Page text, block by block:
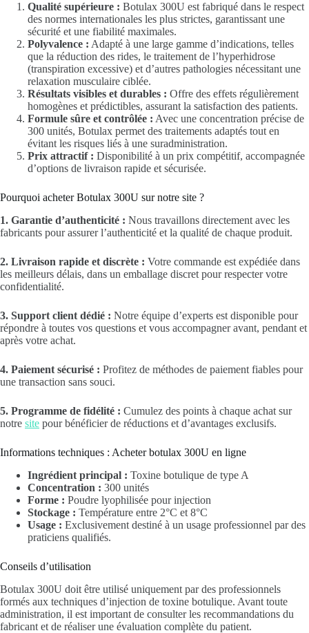
Qualité supérieure : Botulax 300U est fabriqué dans le respect
des normes internationales les plus strictes, garantissant une
sécurité et une fiabilité maximales.
Polyvalence : Adapté à une large gamme d’indications, telles
que la réduction des rides, le traitement de l’hyperhidrose
(transpiration excessive) et d’autres pathologies nécessitant une
relaxation musculaire ciblée.
Résultats visibles et durables : Offre des effets régulièrement
homogènes et prédictibles, assurant la satisfaction des patients.
Formule sûre et contrôlée : Avec une concentration précise de
300 unités, Botulax permet des traitements adaptés tout en
évitant les risques liés à une suradministration.
Prix attractif : Disponibilité à un prix compétitif, accompagnée
d’options de livraison rapide et sécurisée.
Pourquoi acheter Botulax 300U sur notre site ?
1. Garantie d’authenticité : Nous travaillons directement avec les
fabricants pour assurer l’authenticité et la qualité de chaque produit.
2. Livraison rapide et discrète : Votre commande est expédiée dans
les meilleurs délais, dans un emballage discret pour respecter votre
confidentialité.
3. Support client dédié : Notre équipe d’experts est disponible pour
répondre à toutes vos questions et vous accompagner avant, pendant et
après votre achat.
4. Paiement sécurisé : Profitez de méthodes de paiement fiables pour
une transaction sans souci.
5. Programme de fidélité : Cumulez des points à chaque achat sur
notre site pour bénéficier de réductions et d’avantages exclusifs.
Informations techniques : Acheter botulax 300U en ligne
Ingrédient principal : Toxine botulique de type A
Concentration : 300 unités
Forme : Poudre lyophilisée pour injection
Stockage : Température entre 2°C et 8°C
Usage : Exclusivement destiné à un usage professionnel par des
praticiens qualifiés.
Conseils d’utilisation
Botulax 300U doit être utilisé uniquement par des professionnels
formés aux techniques d’injection de toxine botulique. Avant toute
administration, il est important de consulter les recommandations du
fabricant et de réaliser une évaluation complète du patient.